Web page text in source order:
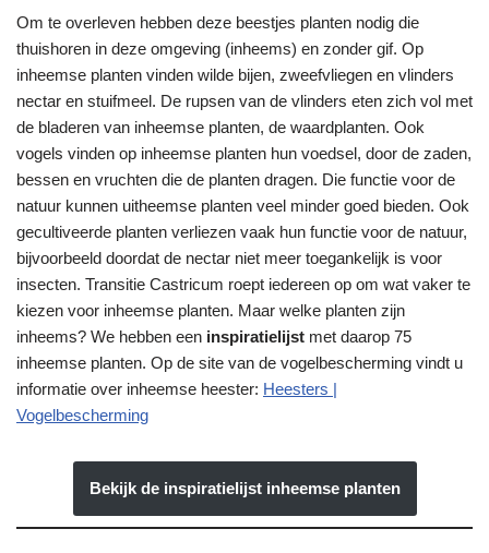
Om te overleven hebben deze beestjes planten nodig die
thuishoren in deze omgeving (inheems) en zonder gif. Op
inheemse planten vinden wilde bijen, zweefvliegen en vlinders
nectar en stuifmeel. De rupsen van de vlinders eten zich vol met
de bladeren van inheemse planten, de waardplanten. Ook
vogels vinden op inheemse planten hun voedsel, door de zaden,
bessen en vruchten die de planten dragen. Die functie voor de
natuur kunnen uitheemse planten veel minder goed bieden. Ook
gecultiveerde planten verliezen vaak hun functie voor de natuur,
bijvoorbeeld doordat de nectar niet meer toegankelijk is voor
insecten. Transitie Castricum roept iedereen op om wat vaker te
kiezen voor inheemse planten. Maar welke planten zijn
inheems? We hebben een inspiratielijst met daarop 75
inheemse planten. Op de site van de vogelbescherming vindt u
informatie over inheemse heester: Heesters |
Vogelbescherming
Bekijk de inspiratielijst inheemse planten